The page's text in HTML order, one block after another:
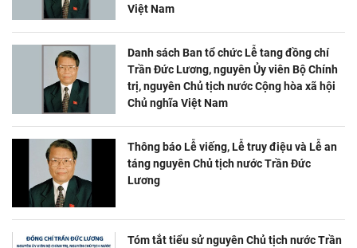
Việt Nam
Danh sách Ban tổ chức Lễ tang đồng chí
Trần Đức Lương, nguyên Ủy viên Bộ Chính
trị, nguyên Chủ tịch nước Cộng hòa xã hội
Chủ nghĩa Việt Nam
Thông báo Lễ viếng, Lễ truy điệu và Lễ an
táng nguyên Chủ tịch nước Trần Đức
Lương
Tóm tắt tiểu sử nguyên Chủ tịch nước Trần